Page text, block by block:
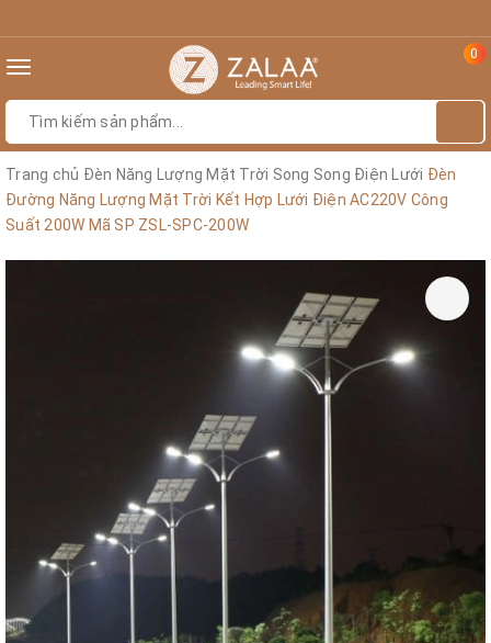
Toggle
0
Trang chủ Đèn Năng Lượng Mặt Trời Song Song Điện Lưới Đèn
Đường Năng Lượng Mặt Trời Kết Hợp Lưới Điện AC220V Công
Suất 200W Mã SP ZSL-SPC-200W